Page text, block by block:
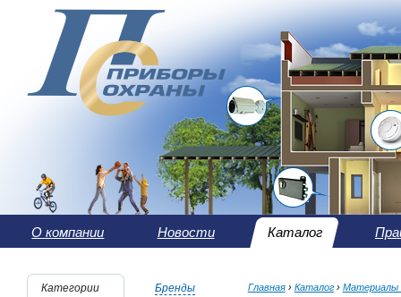
О компании Новости Каталог
Категории Бренды Главная› Каталог› Материалы